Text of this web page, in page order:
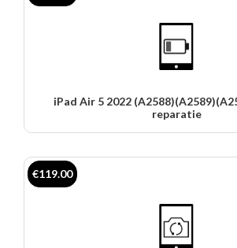
iPad Air 5 2022
reparatie
€119.00